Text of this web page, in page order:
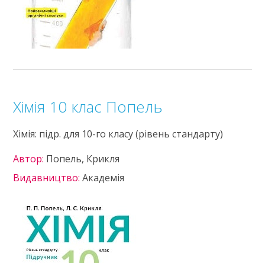
Хімія 10 клас Попель
Хімія: підр. для 10-го класу (рівень стандарту)
Автор: Попель, Крикля
Видавництво:Академія